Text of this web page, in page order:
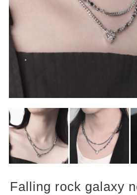
Falling rock galaxy